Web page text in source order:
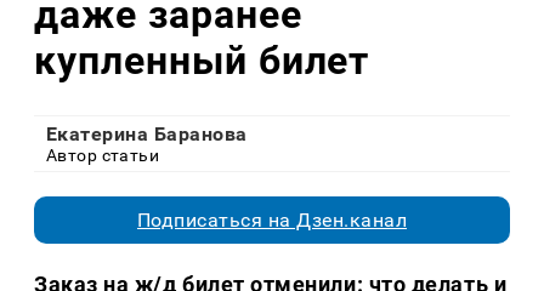
даже заранее
купленный билет
Екатерина Баранова
Автор статьи
Подписаться на Дзен.канал
Заказ на ж/д билет отменили: что делать и